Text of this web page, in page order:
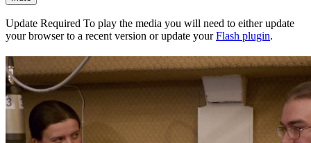
Update Required To play the media you will need to either update
your browser to a recent version or update yourFlash plugin.